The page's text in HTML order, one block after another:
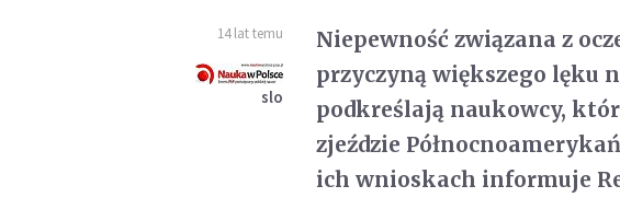
14 lat temu
slo
Niepewność związana z
przyczyną większego lęku
podkreślają naukowcy,
zjeździe
ich wnioskach informuje